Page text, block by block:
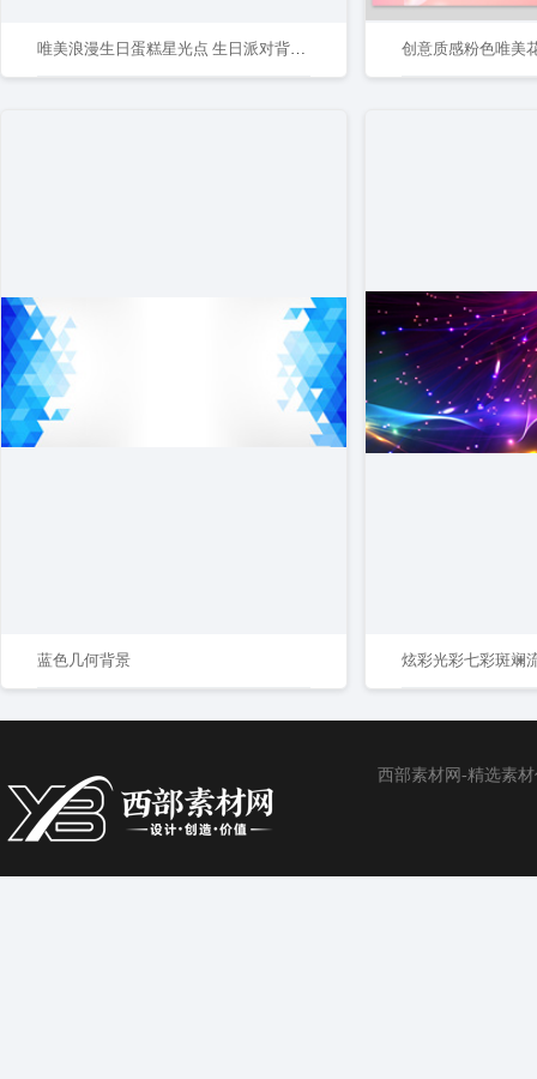
创意质感粉色唯美
蓝色几何背景 炫彩光彩七彩斑斓
西部素材网-精选素